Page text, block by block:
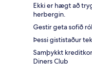
Ekki er hægt að
herbergin.
Gestir geta sofið
Þessi gististaður
Samþykkt
Diners Club